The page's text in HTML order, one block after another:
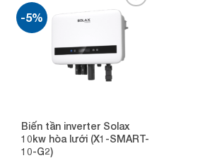
-5%
Biến tần inverter Solax
10kw hòa lưới (X1-SMART-
10-G2)